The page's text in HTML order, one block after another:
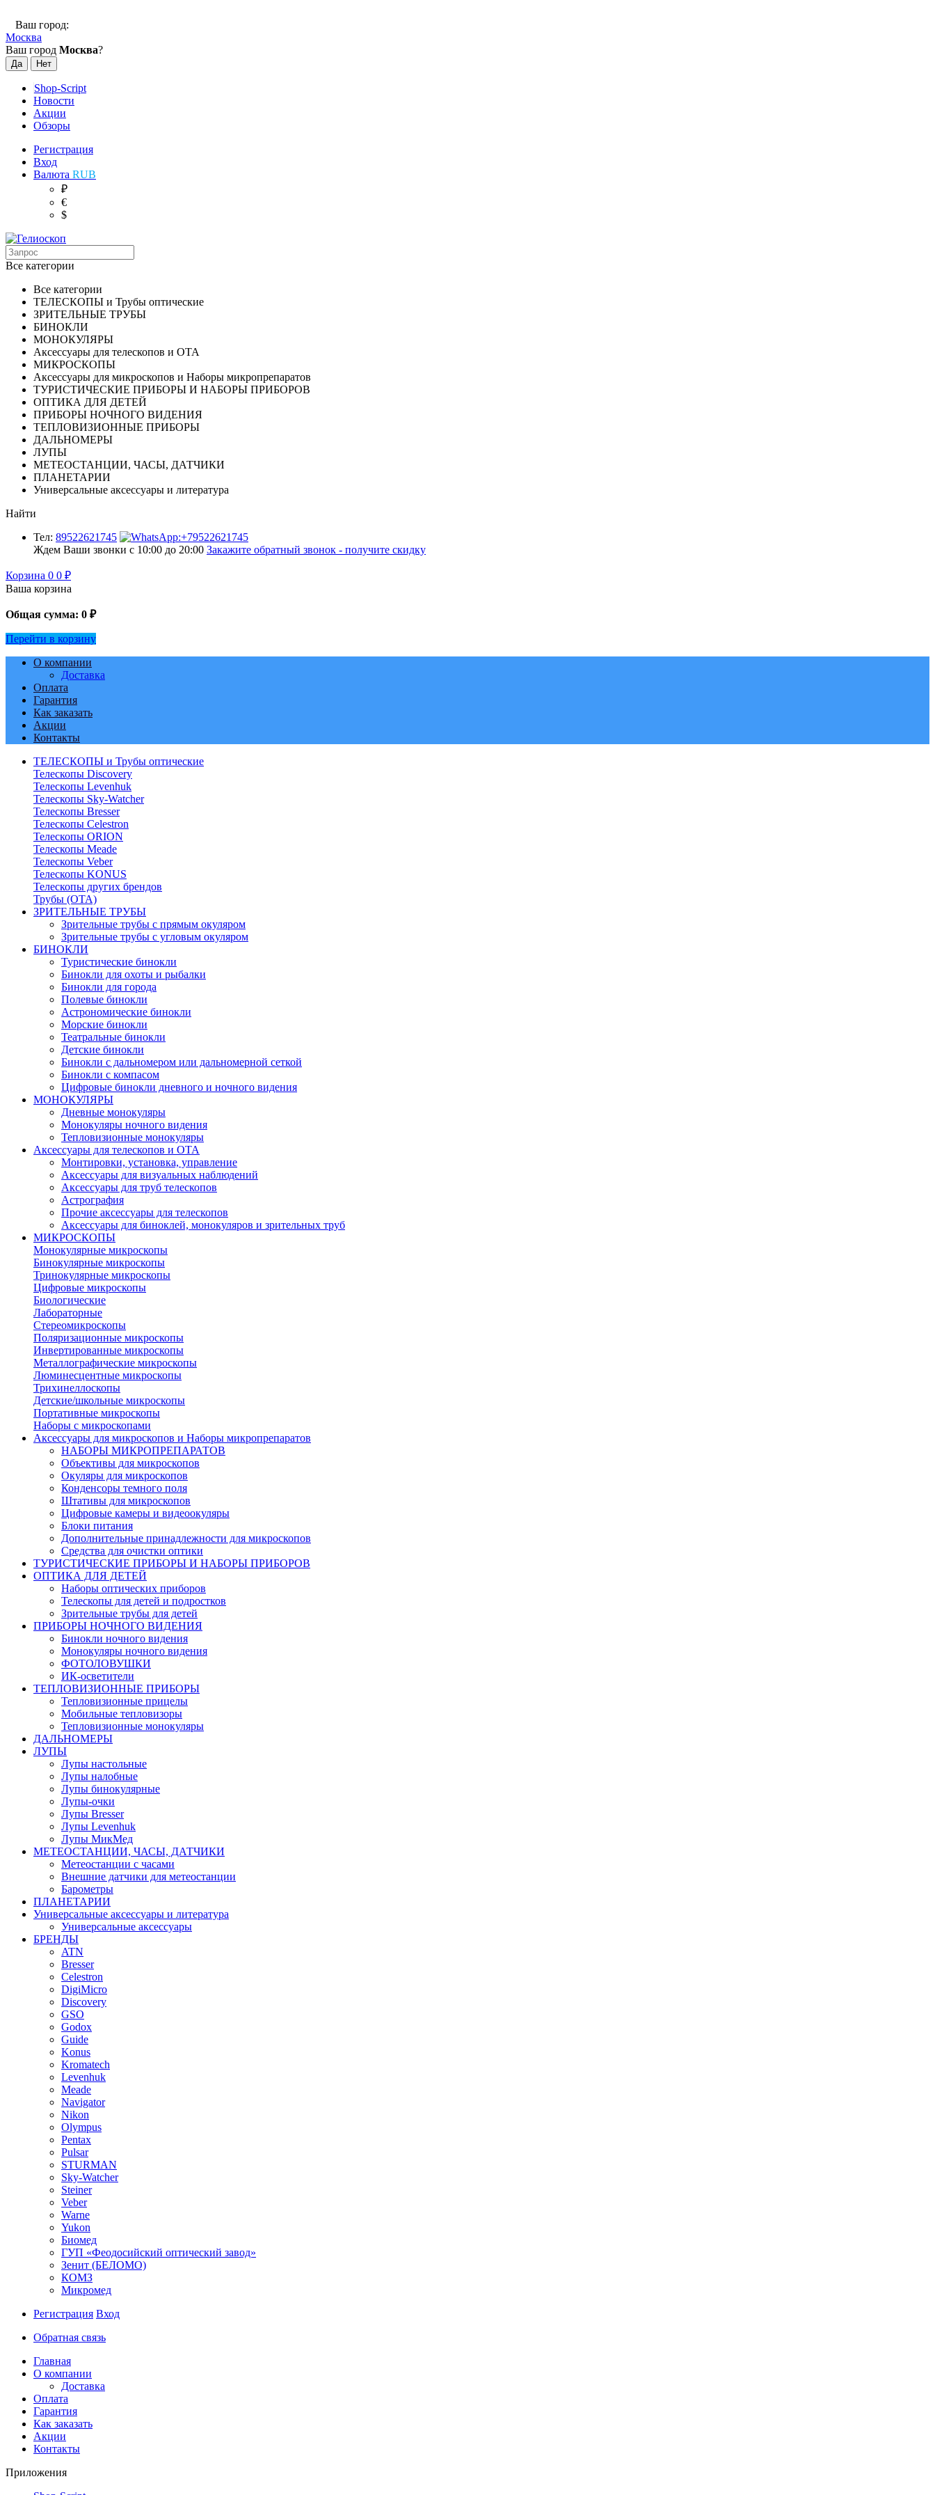
Ваш город:
Москва
Ваш город Москва?
Shop-Script
Новости
Акции
Обзоры
Регистрация
Вход
Валюта RUB
₽
€
$
Все категории
Все категории
ТЕЛЕСКОПЫ и Трубы оптические
ЗРИТЕЛЬНЫЕ ТРУБЫ
БИНОКЛИ
МОНОКУЛЯРЫ
Аксессуары для телескопов и ОТА
МИКРОСКОПЫ
Аксессуары для микроскопов и Наборы микропрепаратов
ТУРИСТИЧЕСКИЕ ПРИБОРЫ И НАБОРЫ ПРИБОРОВ
ОПТИКА ДЛЯ ДЕТЕЙ
ПРИБОРЫ НОЧНОГО ВИДЕНИЯ
ТЕПЛОВИЗИОННЫЕ ПРИБОРЫ
ДАЛЬНОМЕРЫ
ЛУПЫ
МЕТЕОСТАНЦИИ, ЧАСЫ, ДАТЧИКИ
ПЛАНЕТАРИИ
Универсальные аксессуары и литература
Найти
Тел: 89522621745
Ждем Ваши звонки с 10:00 до 20:00 Закажите обратный звонок - получите скидку
Корзина 0 0 ₽
Ваша корзина
Общая сумма: 0 ₽
Перейти в корзину
О компании
Доставка
Оплата
Гарантия
Как заказать
Акции
Контакты
ТЕЛЕСКОПЫ и Трубы оптические
Телескопы Discovery
Телескопы Levenhuk
Телескопы Sky-Watcher
Телескопы Bresser
Телескопы Celestron
Телескопы ORION
Телескопы Meade
Телескопы Veber
Телескопы KONUS
Телескопы других брендов
Трубы (ОТА)
ЗРИТЕЛЬНЫЕ ТРУБЫ
Зрительные трубы с прямым окуляром
Зрительные трубы с угловым окуляром
БИНОКЛИ
Туристические бинокли
Бинокли для охоты и рыбалки
Бинокли для города
Полевые бинокли
Астрономические бинокли
Морские бинокли
Театральные бинокли
Детские бинокли
Бинокли с дальномером или дальномерной сеткой
Бинокли с компасом
Цифровые бинокли дневного и ночного видения
МОНОКУЛЯРЫ
Дневные монокуляры
Монокуляры ночного видения
Тепловизионные монокуляры
Аксессуары для телескопов и ОТА
Монтировки, установка, управление
Аксессуары для визуальных наблюдений
Аксессуары для труб телескопов
Астрография
Прочие аксессуары для телескопов
Аксессуары для биноклей, монокуляров и зрительных труб
МИКРОСКОПЫ
Монокулярные микроскопы
Бинокулярные микроскопы
Тринокулярные микроскопы
Цифровые микроскопы
Биологические
Лабораторные
Стереомикроскопы
Поляризационные микроскопы
Инвертированные микроскопы
Металлографические микроскопы
Люминесцентные микроскопы
Трихинеллоскопы
Детские/школьные микроскопы
Портативные микроскопы
Наборы с микроскопами
Аксессуары для микроскопов и Наборы микропрепаратов
НАБОРЫ МИКРОПРЕПАРАТОВ
Объективы для микроскопов
Окуляры для микроскопов
Конденсоры темного поля
Штативы для микроскопов
Цифровые камеры и видеоокуляры
Блоки питания
Дополнительные принадлежности для микроскопов
Средства для очистки оптики
ТУРИСТИЧЕСКИЕ ПРИБОРЫ И НАБОРЫ ПРИБОРОВ
ОПТИКА ДЛЯ ДЕТЕЙ
Наборы оптических приборов
Телескопы для детей и подростков
Зрительные трубы для детей
ПРИБОРЫ НОЧНОГО ВИДЕНИЯ
Бинокли ночного видения
Монокуляры ночного видения
ФОТОЛОВУШКИ
ИК-осветители
ТЕПЛОВИЗИОННЫЕ ПРИБОРЫ
Тепловизионные прицелы
Мобильные тепловизоры
Тепловизионные монокуляры
ДАЛЬНОМЕРЫ
ЛУПЫ
Лупы настольные
Лупы налобные
Лупы бинокулярные
Лупы-очки
Лупы Bresser
Лупы Levenhuk
Лупы МикМед
МЕТЕОСТАНЦИИ, ЧАСЫ, ДАТЧИКИ
Метеостанции с часами
Внешние датчики для метеостанции
Барометры
ПЛАНЕТАРИИ
Универсальные аксессуары и литература
Универсальные аксессуары
БРЕНДЫ
ATN
Bresser
Celestron
DigiMicro
Discovery
GSO
Godox
Guide
Konus
Kromatech
Levenhuk
Meade
Navigator
Nikon
Olympus
Pentax
Pulsar
STURMAN
Sky-Watcher
Steiner
Veber
Warne
Yukon
Биомед
ГУП «Феодосийский оптический завод»
Зенит (БЕЛОМО)
КОМЗ
Микромед
Регистрация Вход
Обратная связь
Главная
О компании
Доставка
Оплата
Гарантия
Как заказать
Акции
Контакты
Приложения